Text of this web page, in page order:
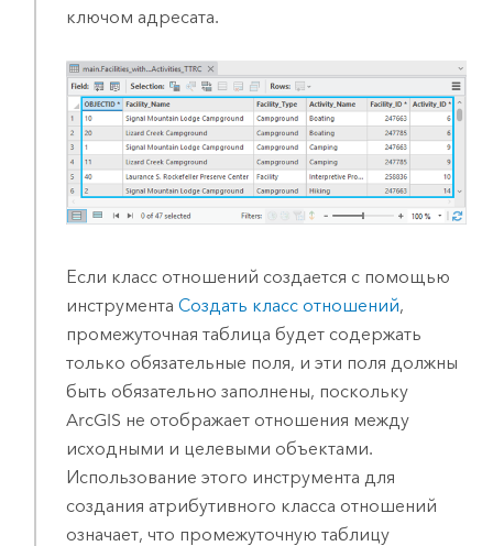
ключом адресата.
Если класс отношений создается с помощью
инструмента Создать класс отношений,
промежуточная таблица будет содержать
только обязательные поля, и эти поля должны
быть обязательно заполнены, поскольку
ArcGIS не отображает отношения между
исходными и целевыми объектами.
Использование этого инструмента для
создания атрибутивного класса отношений
означает, что промежуточную таблицу